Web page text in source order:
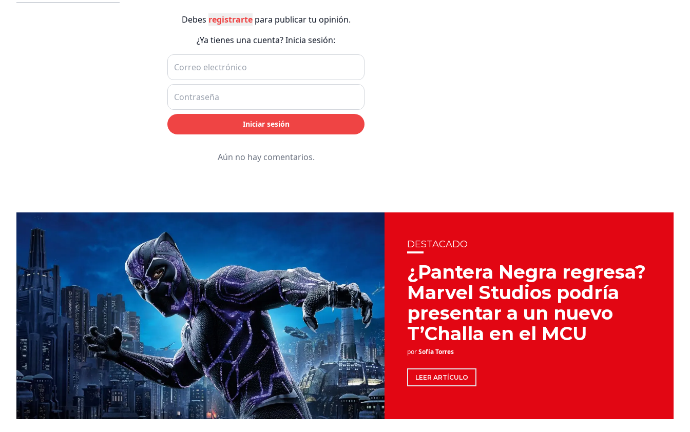
Debes registrartepara publicar tu opinión.
¿Ya tienes una cuenta? Inicia sesión:
Iniciar sesión
Aún no hay comentarios.
DESTACADO
¿Pantera Negra regresa?
Marvel Studios podría
presentar a un nuevo
T’Challa en el MCU
porSofía Torres
LEER ARTÍCULO